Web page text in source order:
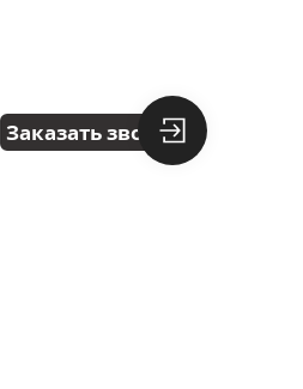
Заказать звонок